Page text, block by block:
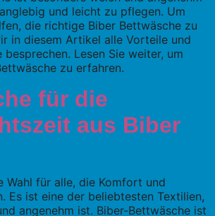
und leicht zu pflegen. Um
die richtige Biber Bettwäsche zu
in diesem Artikel alle Vorteile und
Lesen Sie weiter, um
zu erfahren.
für die
aus Biber
Wahl für alle, die Komfort und
Es ist eine der beliebtesten Textilien,
angenehm ist. Biber-Bettwäsche ist